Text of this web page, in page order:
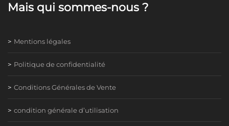
Mais qui sommes-nous ?
Mentions légales
Politique de confidentialité
Conditions Générales de Vente
condition générale d’utilisation